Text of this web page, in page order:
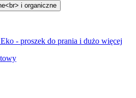
Eko - proszek do prania i dużo więcej